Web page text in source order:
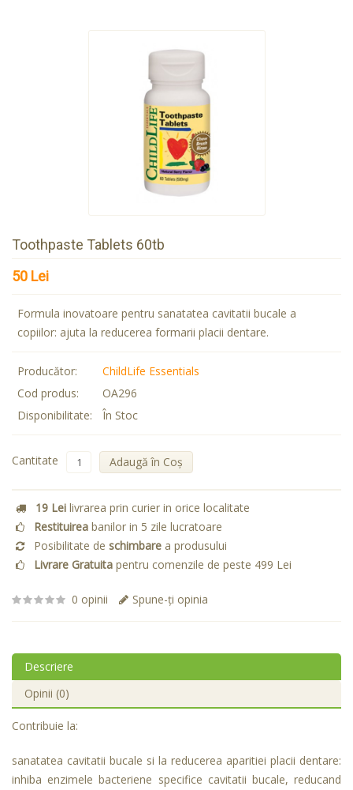
Toothpaste Tablets 60tb
50 Lei
Formula inovatoare pentru sanatatea cavitatii bucale a
copiilor: ajuta la reducerea formarii placii dentare.
Producător:
ChildLife Essentials
Cod produs:
OA296
Disponibilitate:
În Stoc
Cantitate Adaugă în Coş
19 Lei livrarea prin curier in orice localitate
Restituirea banilor in 5 zile lucratoare
Posibilitate de schimbare a produsului
Livrare Gratuita pentru comenzile de peste 499 Lei
0 opinii Spune-ţi opinia
Descriere
Opinii (0)
Contribuie la:
sanatatea cavitatii bucale si la reducerea aparitiei placii dentare:
inhiba enzimele bacteriene specifice cavitatii bucale, reducand